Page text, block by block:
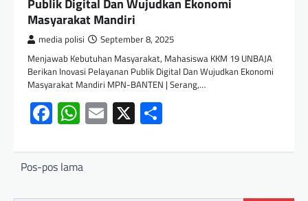
Publik Digital Dan Wujudkan Ekonomi
Masyarakat Mandiri
media polisi September 8, 2025
Menjawab Kebutuhan Masyarakat, Mahasiswa KKM 19 UNBAJA
Berikan Inovasi Pelayanan Publik Digital Dan Wujudkan Ekonomi
Masyarakat Mandiri MPN-BANTEN | Serang,…
Facebook
WhatsApp
Email
X
Pos-pos lama